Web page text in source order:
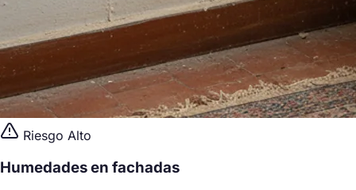
Riesgo Alto
Humedades en fachadas